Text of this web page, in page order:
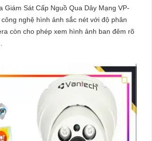
Giám Sát Cấp Nguồ Qua Dây Mạng VP-
nghệ hình ảnh sắc nét với độ phân